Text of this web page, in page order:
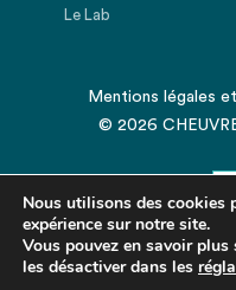
Le Lab
Mentions légales et
© 2026
Revenir
Nous utilisons des cookies
expérience sur notre site.
Vous pouvez en savoir
les désactiver dans les